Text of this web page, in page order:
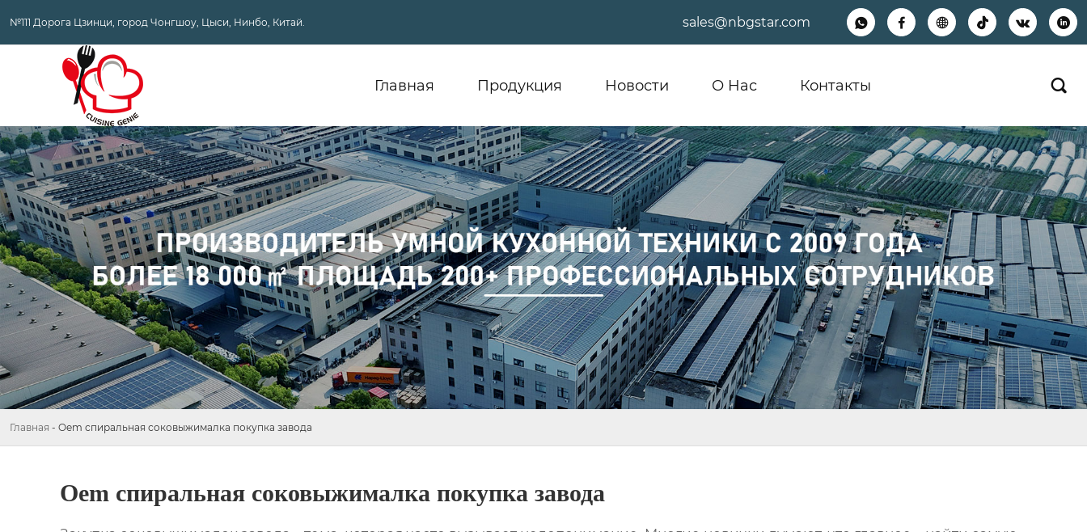
№111 Дорога Цзинци, город Чонгшоу, Цыси, Нинбо, Китай. sales@nbgstar.com      
Главная Продукция Новости О Hас Контакты 
Главная - Oem спиральная соковыжималка покупка завода
Oem спиральная соковыжималка покупка завода